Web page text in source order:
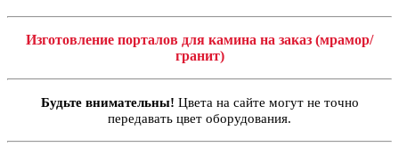
Изготовление порталов для камина на заказ (мрамор/
гранит)
Будьте внимательны! Цвета на сайте могут не точно
передавать цвет оборудования.